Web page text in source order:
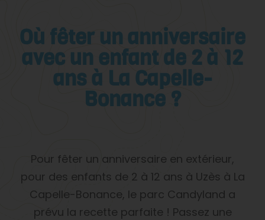
Où fêter un anniversaire
avec un enfant de 2 à 12
ans à La Capelle-
Bonance ?
Pour fêter un anniversaire en extérieur,
pour des enfants de 2 à 12 ans à Uzès à La
Capelle-Bonance, le parc Candyland a
prévu la recette parfaite ! Passez une